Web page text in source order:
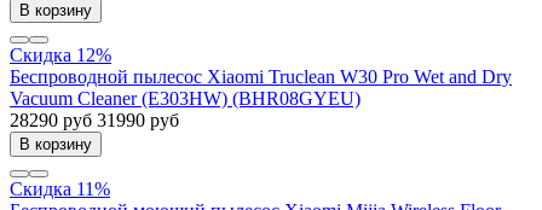
В корзину
Скидка 12%
Беспроводной пылесос Xiaomi Truclean W30 Pro Wet and Dry
Vacuum Cleaner (E303HW) (BHR08GYEU)
28290 руб 31990 руб
В корзину
Скидка 11%